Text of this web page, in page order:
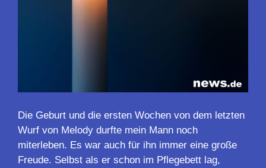
Die Geburt und die ersten Wochen von dem letzten
Wurf von Melody durfte mein Mann noch
miterleben. Es war auch für ihn immer eine große
Freude. Selbst als er schon im Pflegebett lag,